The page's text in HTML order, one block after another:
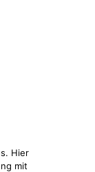
Hier
mit